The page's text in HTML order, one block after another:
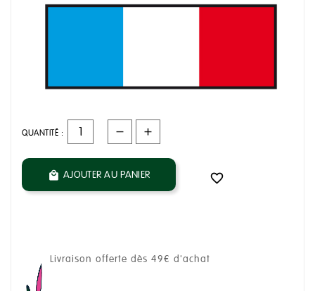
QUANTITÉ :
 AJOUTER AU PANIER 
Livraison offerte dès 49€ d'achat